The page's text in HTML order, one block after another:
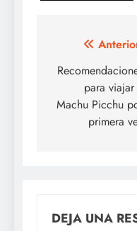
de
entradas
para viajar
Machu Picchu
primera
DEJA UNA